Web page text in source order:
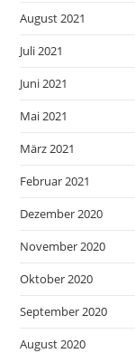
August 2021
Juli 2021
Juni 2021
Mai 2021
März 2021
Februar 2021
Dezember 2020
November 2020
Oktober 2020
September 2020
August 2020